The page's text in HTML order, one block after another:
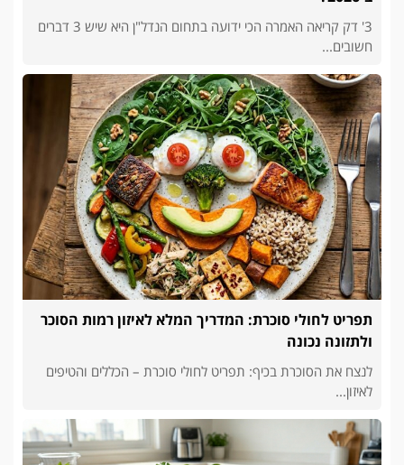
3' דק קריאה האמרה הכי ידועה בתחום הנדל"ן היא שיש 3 דברים
חשובים...
תפריט לחולי סוכרת: המדריך המלא לאיזון רמות הסוכר
ולתזונה נכונה
לנצח את הסוכרת בכיף: תפריט לחולי סוכרת – הכללים והטיפים
לאיזון...